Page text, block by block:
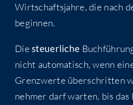
Wirt­schafts­jah­re, die nach
beginnen.
Diesteu­er­li­che
nicht auto­ma­tisch, wenn
Grenz­wer­te über­schrit­ten
neh­mer darf war­ten, bis